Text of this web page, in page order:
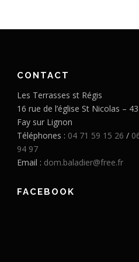
CONTACT
Les Terrasses st Régis
16 rue de l’église St Nicolas –
Fay sur Lignon
Téléphones : 04 71 59 15 26 /
94 97
Email : dom.baladier@free.fr
FACEBOOK